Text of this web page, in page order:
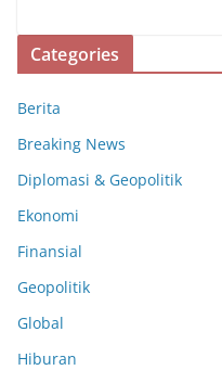
Categories
Berita
Breaking News
Diplomasi & Geopolitik
Ekonomi
Finansial
Geopolitik
Global
Hiburan